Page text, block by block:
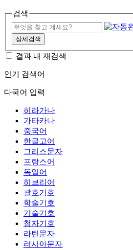
검색
상세검색
결과 내 재검색
인기 검색어
다국어 입력
히라가나
가타카나
중국어
한글고어
그리스문자
프랑스어
독일어
히브리어
괄호기호
학술기호
기술기호
첨자기호
라틴문자
러시아문자